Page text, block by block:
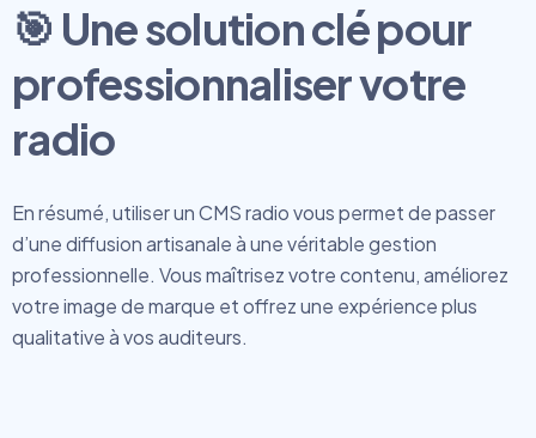
🎯 Une solution clé pour
professionnaliser votre
radio
En résumé, utiliser un CMS radio vous permet de passer
d’une diffusion artisanale à une véritable gestion
professionnelle. Vous maîtrisez votre contenu, améliorez
votre image de marque et offrez une expérience plus
qualitative à vos auditeurs.